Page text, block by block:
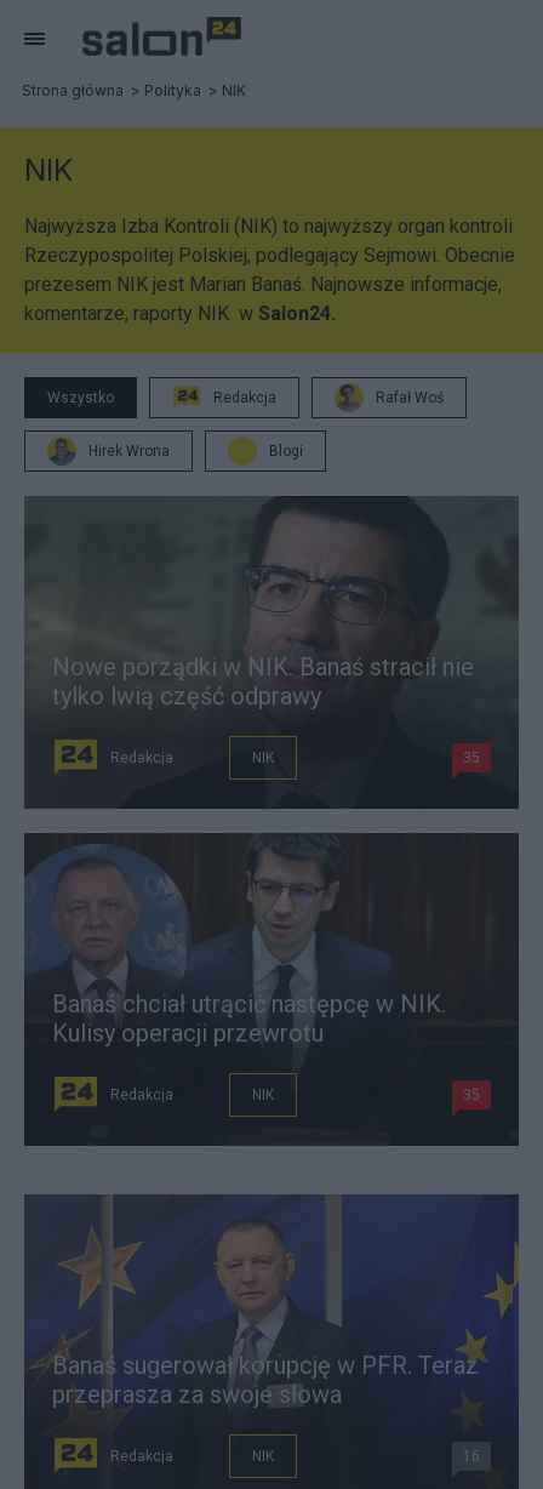
Strona główna Polityka NIK
NIK
Najwyższa Izba Kontroli (NIK) to najwyższy organ kontroli
Rzeczypospolitej Polskiej, podlegający Sejmowi. Obecnie
prezesem NIK jest Marian Banaś. Najnowsze informacje,
komentarze, raporty NIK w Salon24.
Wszystko Redakcja Rafał Woś
Hirek Wrona Blogi
Nowe porządki w NIK. Banaś stracił nie
tylko lwią część odprawy
Redakcja NIK 35
Banaś chciał utrącić następcę w NIK.
Kulisy operacji przewrotu
Redakcja NIK 35
Banaś sugerował korupcję w PFR. Teraz
przeprasza za swoje słowa
Redakcja NIK 16